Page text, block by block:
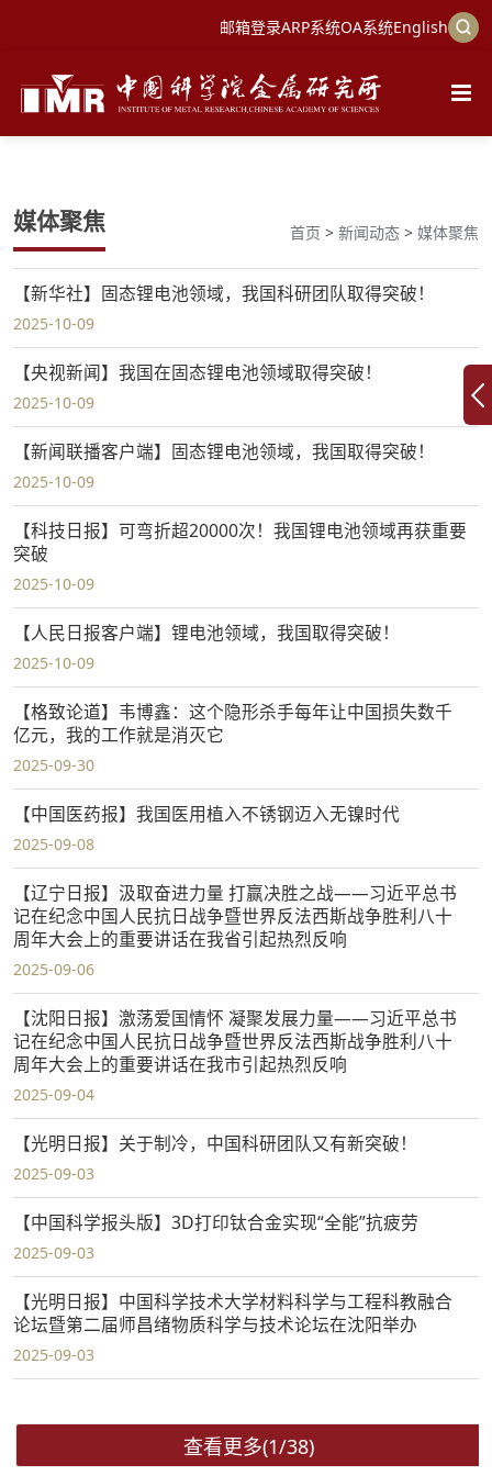
邮箱登录ARP系统OA系统English
媒体聚焦 首页 > 新闻动态 > 媒体聚焦
【新华社】固态锂电池领域，我国科研团队取得突破！
2025-10-09
【央视新闻】我国在固态锂电池领域取得突破！
2025-10-09
【新闻联播客户端】固态锂电池领域，我国取得突破！
2025-10-09
【科技日报】可弯折超20000次！我国锂电池领域再获重要
突破
2025-10-09
【人民日报客户端】锂电池领域，我国取得突破！
2025-10-09
【格致论道】韦博鑫：这个隐形杀手每年让中国损失数千
亿元，我的工作就是消灭它
2025-09-30
【中国医药报】我国医用植入不锈钢迈入无镍时代
2025-09-08
【辽宁日报】汲取奋进力量 打赢决胜之战——习近平总书
记在纪念中国人民抗日战争暨世界反法西斯战争胜利八十
周年大会上的重要讲话在我省引起热烈反响
2025-09-06
【沈阳日报】激荡爱国情怀 凝聚发展力量——习近平总书
记在纪念中国人民抗日战争暨世界反法西斯战争胜利八十
周年大会上的重要讲话在我市引起热烈反响
2025-09-04
【光明日报】关于制冷，中国科研团队又有新突破！
2025-09-03
【中国科学报头版】3D打印钛合金实现“全能”抗疲劳
2025-09-03
【光明日报】中国科学技术大学材料科学与工程科教融合
论坛暨第二届师昌绪物质科学与技术论坛在沈阳举办
2025-09-03
查看更多(1/38)